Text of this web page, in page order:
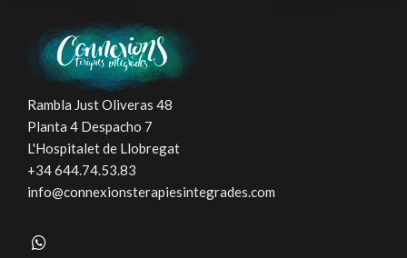
Rambla Just Oliveras 48
Planta 4 Despacho 7
L'Hospitalet de Llobregat
+34 644.74.53.83
info@connexionsterapiesintegrades.com